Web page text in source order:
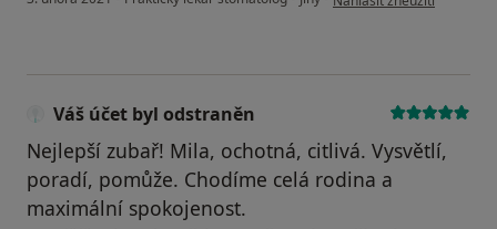
Váš účet byl odstraněn
Nejlepší zubař! Mila, ochotná, citlivá. Vysvětlí,
poradí, pomůže. Chodíme celá rodina a
maximální spokojenost.